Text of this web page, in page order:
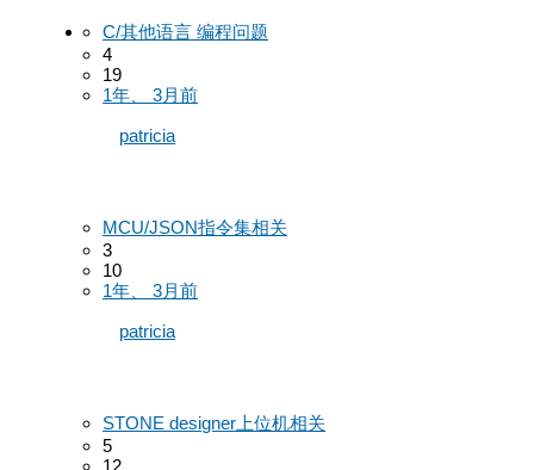
C/其他语言 编程问题
4
19
1年、 3月前
patricia
MCU/JSON指令集相关
3
10
1年、 3月前
patricia
STONE designer上位机相关
5
12